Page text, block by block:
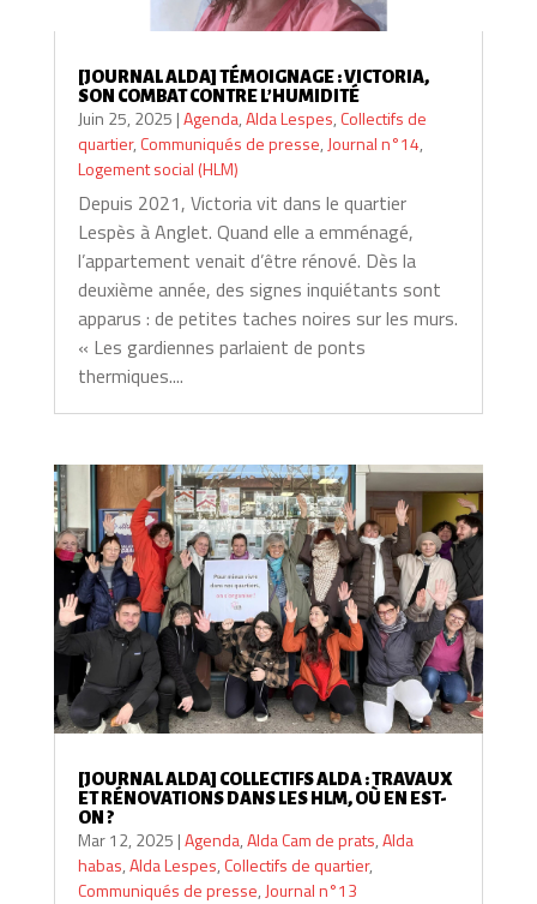
[JOURNAL ALDA] TÉMOIGNAGE : VICTORIA,
SON COMBAT CONTRE L’HUMIDITÉ
Juin 25, 2025 |Agenda,Alda Lespes, Collectifs de
quartier, Communiqués de presse,Journal n°14,
Logement social (HLM)
Depuis 2021, Victoria vit dans le quartier
Lespès à Anglet. Quand elle a emménagé,
l’appartement venait d’être rénové. Dès la
deuxième année, des signes inquiétants sont
apparus : de petites taches noires sur les murs.
« Les gardiennes parlaient de ponts
thermiques....
[JOURNAL ALDA] COLLECTIFS ALDA : TRAVAUX
ET RÉNOVATIONS DANS LES HLM, OÙ EN EST-
ON ?
Mar 12, 2025 |Agenda,Alda Cam de prats,Alda
habas,Alda Lespes, Collectifs de quartier,
Communiqués de presse, Journal n°13